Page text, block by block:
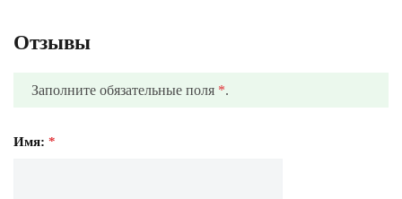
Отзывы
Заполните обязательные поля *.
Имя: *